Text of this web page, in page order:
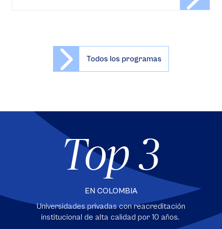
Todos los programas
Top 3
EN COLOMBIA
Universidades privadas con reacreditación
institucional de alta calidad por 10 años.